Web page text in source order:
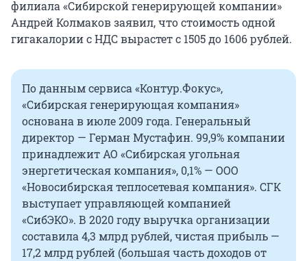
филиала «Сибирской генерирующей компании»
Андрей Колмаков заявил, что стоимость одной
гигакалории с НДС вырастет с 1505 до 1606 рублей.
По данным сервиса «Контур.Фокус»,
«Сибирская генерирующая компания»
основана в июле 2009 года. Генеральный
директор — Герман Мустафин. 99,9% компании
принадлежит АО «Сибирская угольная
энергетическая компания», 0,1% — ООО
«Новосибирская теплосетевая компания». СГК
выступает управляющей компанией
«СибЭКО». В 2020 году выручка организации
составила 4,3 млрд рублей, чистая прибыль —
17,2 млрд рублей (большая часть доходов от